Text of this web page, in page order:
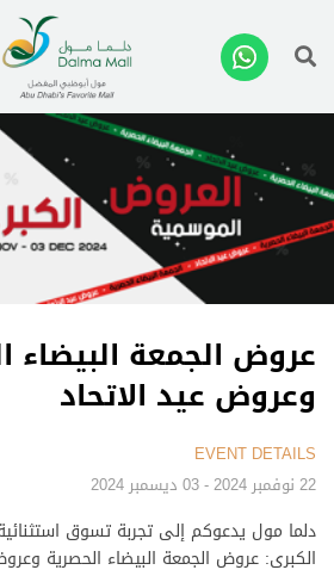
عروض الجمعة البيضاء
وعروض عيد الاتحاد
EVENT DETAILS
22 نوفمبر 2024 - 03 ديسمبر 2024
دلما مول يدعوكم إلى تجربة تسوق
الكبرى: عروض الجمعة البيضاء الحصرية